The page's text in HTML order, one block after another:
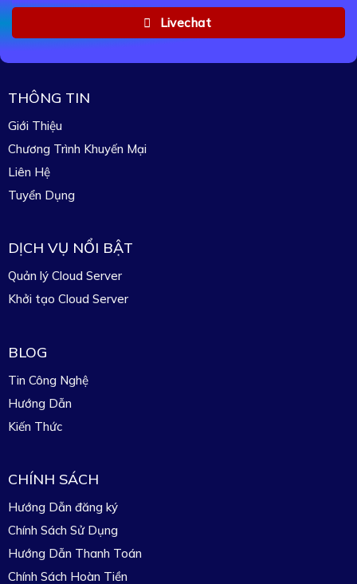
Livechat
THÔNG TIN
Giới Thiệu
Chương Trình Khuyến Mại
Liên Hệ
Tuyển Dụng
DỊCH VỤ NỔI BẬT
Quản lý Cloud Server
Khởi tạo Cloud Server
BLOG
Tin Công Nghệ
Hướng Dẫn
Kiến Thức
CHÍNH SÁCH
Hướng Dẫn đăng ký
Chính Sách Sử Dụng
Hướng Dẫn Thanh Toán
Chính Sách Hoàn Tiền